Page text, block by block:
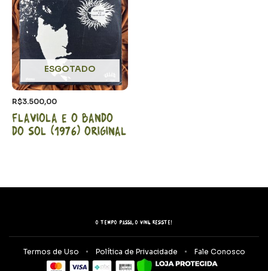
ESGOTADO
R$3.500,00
Flaviola e o bando
do sol (1976) Original
O tempo passa, o vinil resiste!
Termos de Uso Política de Privacidade Fale Conosco